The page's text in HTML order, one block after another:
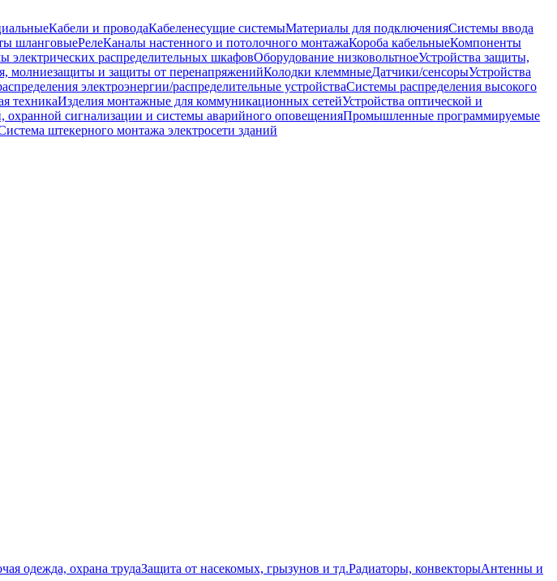
Кабели и проводаКабеленесущие системыМатериалы для подключенияСистемы ввода
шланговыеРелеКаналы настенного и потолочного монтажаКороба кабельныеКомпоненты
электрических распределительных шкафовОборудование низковольтноеУстройства защиты,
молниезащиты и защиты от перенапряженийКолодки клеммныеДатчики/сенсорыУстройства
электроэнергии/распределительные устройстваСистемы распределения высокого
техникаИзделия монтажные для коммуникационных сетейУстройства оптической и
сигнализации и системы аварийного оповещенияПромышленные программируемые
штекерного монтажа электросети зданий
одежда, охрана трудаЗащита от насекомых, грызунов и тд.Радиаторы, конвекторыАнтенны и